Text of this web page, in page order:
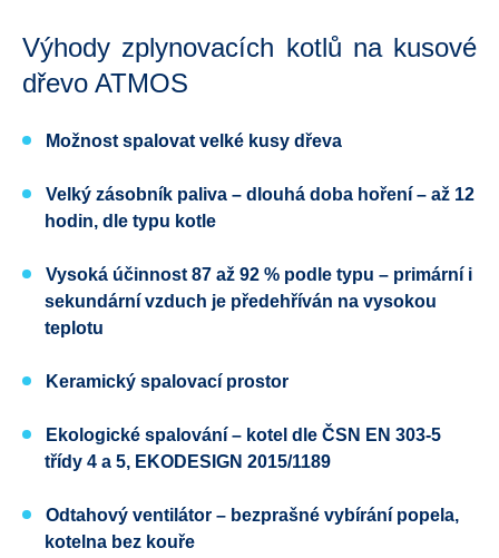
Výhody zplynovacích kotlů na kusové
dřevo ATMOS
Možnost spalovat velké kusy dřeva
Velký zásobník paliva – dlouhá doba hoření – až 12
hodin, dle typu kotle
Vysoká účinnost 87 až 92 % podle typu – primární i
sekundární vzduch je předehříván na vysokou
teplotu
Keramický spalovací prostor
Ekologické spalování – kotel dle ČSN EN 303-5
třídy 4 a 5, EKODESIGN 2015/1189
Odtahový ventilátor – bezprašné vybírání popela,
kotelna bez kouře